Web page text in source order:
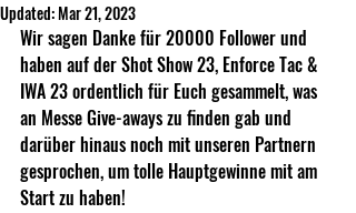
Updated:Mar 21, 2023
Wir sagen Danke für 20000 Follower und
haben auf der Shot Show 23, Enforce Tac &
IWA 23 ordentlich für Euch gesammelt, was
an Messe Give-aways zu finden gab und
darüber hinaus noch mit unseren Partnern
gesprochen, um tolle Hauptgewinne mit am
Start zu haben!